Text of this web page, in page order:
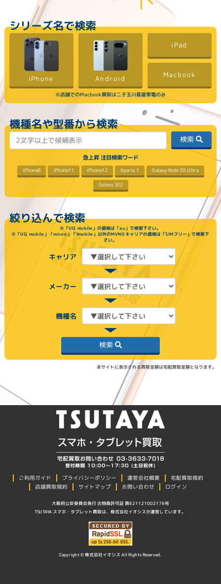
シリーズ名で検索
iPhone Android
iPad
Macbook
※店舗でのMacbook買取は二子玉川蔦屋家電のみ
機種名や型番から検索
検索
急上昇 注目検索ワード
iPhone8 iPhone11 iPhone12 Xperia 1 Galaxy Note 20 Ultra
Galaxy S22
絞り込んで検索
※「UQ mobile」の価格は「au」で検索下さい。
※「UQ mobile」「mineo」「Ymobile」以外のMVNOキャリアの価格は「SIMフリー」で検索下
さい。
キャリア
メーカー
機種名
検索
本サイトに表示される買取金額は宅配買取金額となります。
ご利用ガイド プライバシーポリシー 運営会社概要
宅配買取規約
店舗買取規約
サイトマップ お問い合わせ ログイン
大阪府公安委員会発行 古物商許可証 第621121002176号
TSUTAYA スマホ・タブレット買取は、株式会社イオシスが運営しています。
Copyright © 株式会社イオシス All Rights Reserved.